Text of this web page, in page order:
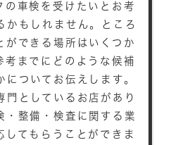
の車検を受けたいとお考
かもしれません。ところ
ができる場所はいくつか
考までにどのような候補
についてお伝えします。
門としているお店があり
・整備・検査に関する業
してもらうことができま